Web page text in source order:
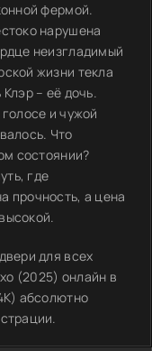
фермой.
нарушена
неизгладимый
жизни текла
– её дочь.
и чужой
Что
состоянии?
где
прочность, а цена
для всех
(2025) онлайн в
абсолютно